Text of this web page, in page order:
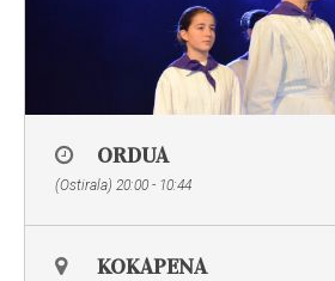
ORDUA
(Ostirala) 20:00 - 10:44
KOKAPENA